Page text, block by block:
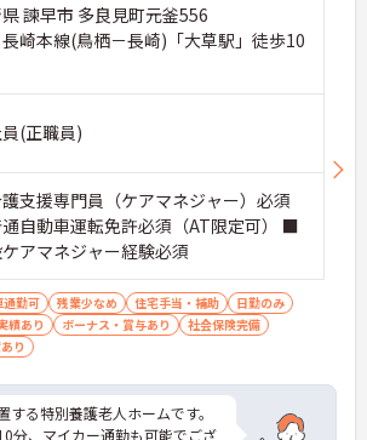
諫早市 多良見町元釜556
長崎本線(鳥栖－長崎)「大草駅」徒歩10
(正職員)
支援専門員（ケアマネジャー）必須
自動車運転免許必須（AT限定可） ■
アマネジャー経験必須
通勤可 残業少なめ 住宅手当・補助
日勤のみ
績あり
ボーナス・賞与あり
社会保険完備
り
する特別養護老人ホームです。
分、マイカー通勤も可能でござ